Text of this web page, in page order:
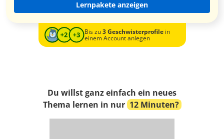
Lernpakete anzeigen
Bis zu3 Geschwisterprofilein
einem Account anlegen
Du willst ganz einfach ein neues
Thema lernen in nur 12 Minuten?